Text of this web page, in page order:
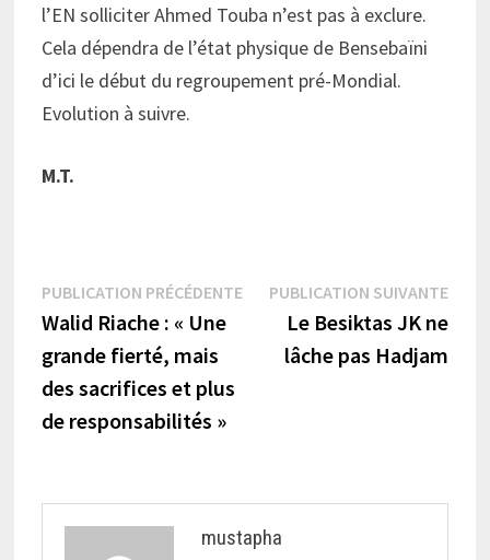
l’EN solliciter Ahmed Touba n’est pas à exclure.
Cela dépendra de l’état physique de Bensebaïni
d’ici le début du regroupement pré-Mondial.
Evolution à suivre.
M.T.
Navigation
de
l’article
PUBLICATION PRÉCÉDENTEPublication
précédente :
Walid Riache : « Une
grande fierté, mais
des sacrifices et plus
de responsabilités »
PUBLICATION SUIVANTE
Le Besiktas JK ne
lâche pas Hadjam
mustapha